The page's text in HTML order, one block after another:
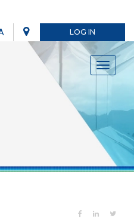
LOG IN
Toggle